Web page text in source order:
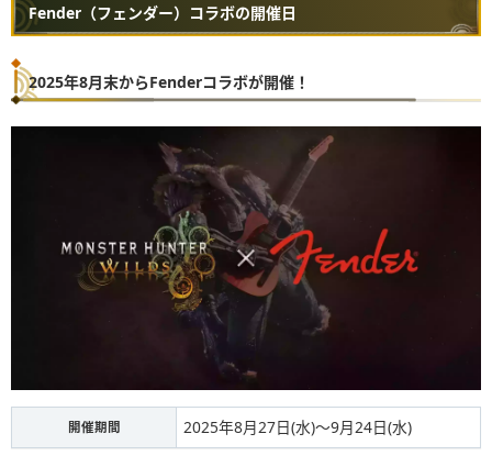
Fender（フェンダー）コラボの開催日
2025年8月末からFenderコラボが開催！
開催期間 2025年8月27日(水)～9月24日(水)